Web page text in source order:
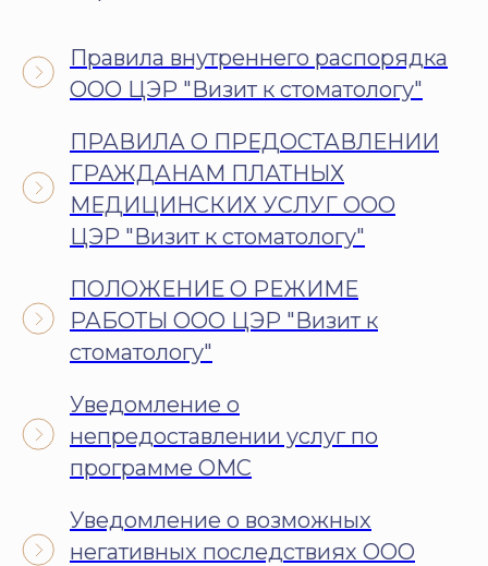
Правила внутреннего распорядка
ООО ЦЭР "Визит к стоматологу"
ПРАВИЛА О ПРЕДОСТАВЛЕНИИ
ГРАЖДАНАМ ПЛАТНЫХ
МЕДИЦИНСКИХ УСЛУГ ООО
ЦЭР "Визит к стоматологу"
ПОЛОЖЕНИЕ О РЕЖИМЕ
РАБОТЫ ООО ЦЭР "Визит к
стоматологу"
Уведомление о
непредоставлении услуг по
программе ОМС
Уведомление о возможных
негативных последствиях ООО